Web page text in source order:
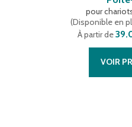
pour
(Disponible en
À partir de
VOIR